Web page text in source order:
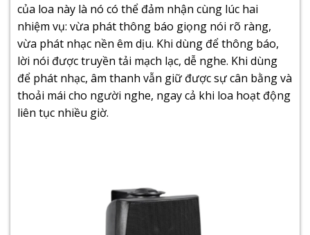
của loa này là nó có thể đảm nhận cùng lúc hai
nhiệm vụ: vừa phát thông báo giọng nói rõ ràng,
vừa phát nhạc nền êm dịu. Khi dùng để thông báo,
lời nói được truyền tải mạch lạc, dễ nghe. Khi dùng
để phát nhạc, âm thanh vẫn giữ được sự cân bằng và
thoải mái cho người nghe, ngay cả khi loa hoạt động
liên tục nhiều giờ.